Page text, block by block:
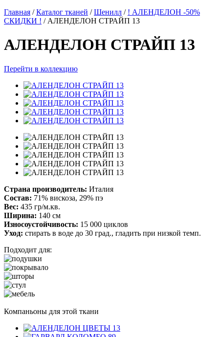
Главная / Каталог тканей / Шенилл / ! АЛЕНДЕЛОН -50%
СКИДКИ ! / АЛЕНДЕЛОН СТРАЙП 13
АЛЕНДЕЛОН СТРАЙП 13
Перейти в коллекцию
Страна производитель: Италия
Состав: 71% вискоза, 29% пэ
Вес: 435 гр/м.кв.
Ширина: 140 см
Износоустойчивость: 15 000 циклов
Уход: стирать в воде до 30 град., гладить при низкой темп.
Подходит для:
Компаньоны для этой ткани